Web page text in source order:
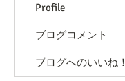
Profile
ブログコメント
ブログへのいいね！